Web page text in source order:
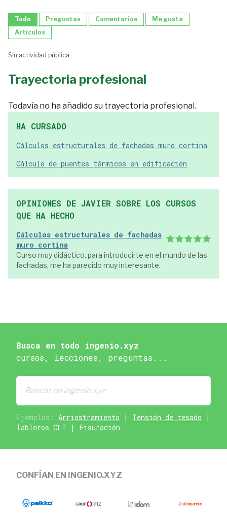
Todo Preguntas Comentarios
Me gusta
Artículos
Sin actividad pública.
Trayectoria profesional
Todavía no ha añadido su trayectoria profesional.
HA CURSADO
Cálculos estructurales de fachadas muro cortina
Cálculo de puentes térmicos en edificación
OPINIONES DE JAVIER SOBRE LOS CURSOS
QUE HA HECHO
Cálculos estructurales de fachadas
muro cortina
Curso muy didáctico, para introducirte en el mundo de las
fachadas, me ha parecido muy interesante.
Busca en todo ingenio.xyz
cursos, lecciones, preguntas...
Ejemplos: Arriostramiento | Tensión de tesado |
Tableros CLT | Fisuración
CONFÍAN EN INGENIO.XYZ